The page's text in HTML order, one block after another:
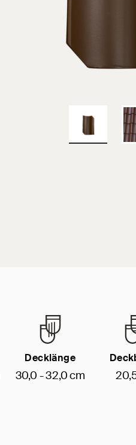
Decklänge
30,0 - 32,0 cm